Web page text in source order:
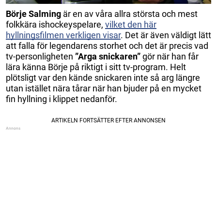
Börje Salming är en av våra allra största och mest
folkkära ishockeyspelare, vilket den här
hyllningsfilmen verkligen visar. Det är även väldigt lätt
att falla för legendarens storhet och det är precis vad
tv-personligheten ”Arga snickaren”gör när han får
lära känna Börje på riktigt i sitt tv-program. Helt
plötsligt var den kände snickaren inte så arg längre
utan istället nära tårar när han bjuder på en mycket
fin hyllning i klippet nedanför.